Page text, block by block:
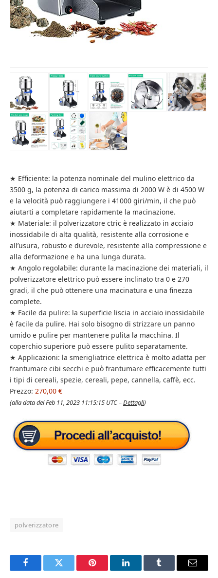
★ Efficiente: la potenza nominale del mulino elettrico da
3500 g, la potenza di carico massima di 2000 W è di 4500 W
e la velocità può raggiungere i 41000 giri/min, il che può
aiutarti a completare rapidamente la macinazione.
★ Materiale: il polverizzatore ctric è realizzato in acciaio
inossidabile di alta qualità, resistente alla corrosione e
all’usura, robusto e durevole, resistente alla compressione e
alla deformazione e ha una lunga durata.
★ Angolo regolabile: durante la macinazione dei materiali, il
polverizzatore elettrico può essere inclinato tra 0 e 270
gradi, il che può ottenere una macinatura e una finezza
complete.
★ Facile da pulire: la superficie liscia in acciaio inossidabile
è facile da pulire. Hai solo bisogno di strizzare un panno
umido e pulire per mantenere pulita la macchina. Il
coperchio superiore può essere pulito separatamente.
★ Applicazioni: la smerigliatrice elettrica è molto adatta per
frantumare cibi secchi e può frantumare efficacemente tutti
i tipi di cereali, spezie, cereali, pepe, cannella, caffè, ecc.
Prezzo: 270,00 €
(alla data del Feb 11, 2023 11:15:15 UTC –Dettagli)
polverizzatore
FacebookTwitter Pinterest LinkedInTumblr Email